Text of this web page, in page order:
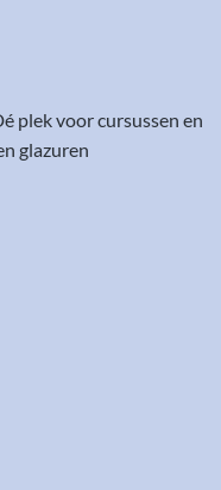
plek voor cursussen en
glazuren